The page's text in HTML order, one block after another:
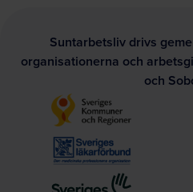
Suntarbetsliv drivs
organisationerna och
och